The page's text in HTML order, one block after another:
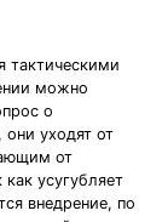
тактическими
можно
о
уходят от
от
усугубляет
внедрение, по